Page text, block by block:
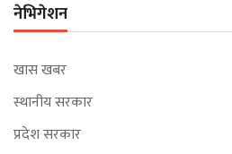
नेभिगेशन
खास खबर
स्थानीय सरकार
प्रदेश सरकार